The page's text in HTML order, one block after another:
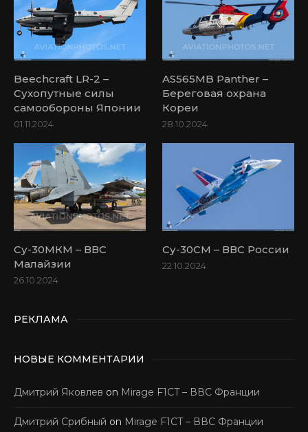
Beechcraft LR-2 –
Сухопутные силы
самообороны Японии
01.11.2024
AS565MB Panther –
Береговая охрана
Кореи
28.10.2024
Су-30МКМ – ВВС
Малайзии
26.10.2024
Су-30СМ – ВВС России
22.10.2024
РЕКЛАМА
НОВЫЕ КОММЕНТАРИИ
Дмитрий Яковлев on Mirage F1CT – ВВС Франции
Дмитрий Срибный on Mirage F1CT – ВВС Франции